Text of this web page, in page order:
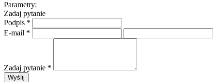
Parametry:
Zadaj pytanie
Podpis *
E-mail *
Zadaj pytanie *
Wyślij